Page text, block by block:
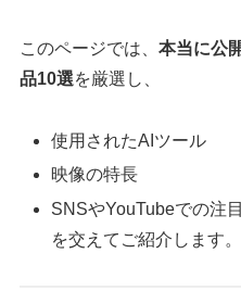
このページでは、本当に公
品10選を厳選し、
使用されたAIツール
映像の特長
SNSやYouTubeでの注
を交えてご紹介します。